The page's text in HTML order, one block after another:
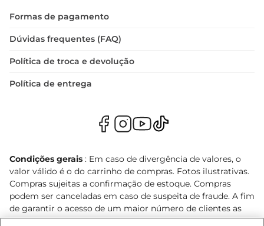
Formas de pagamento
Dúvidas frequentes (FAQ)
Política de troca e devolução
Política de entrega
Condições gerais : Em caso de divergência de valores, o
valor válido é o do carrinho de compras. Fotos ilustrativas.
Compras sujeitas a confirmação de estoque. Compras
podem ser canceladas em caso de suspeita de fraude. A fim
de garantir o acesso de um maior número de clientes as
nossas promoções, a compra de produtos com preços